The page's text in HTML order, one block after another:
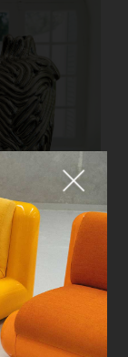
Vases, Štefan
Sekáč (Slovaquie)
Fermer